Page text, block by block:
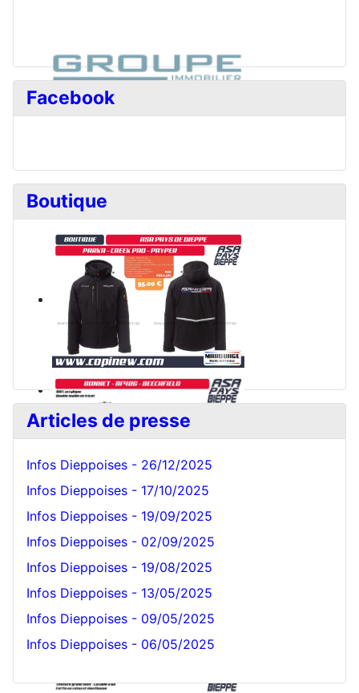
Facebook
Boutique
Bonnet Blanc
Articles de presse
Infos Dieppoises - 26/12/2025
Infos Dieppoises - 17/10/2025
Infos Dieppoises - 19/09/2025
Infos Dieppoises - 02/09/2025
Infos Dieppoises - 19/08/2025
Infos Dieppoises - 13/05/2025
Infos Dieppoises - 09/05/2025
Infos Dieppoises - 06/05/2025